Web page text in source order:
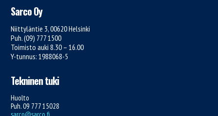
Sarco Oy
Niittyläntie 3, 00620 Helsinki
Puh. (09) 777 1500
Toimisto auki 8.30 – 16.00
Y-tunnus: 1988068-5
Tekninen tuki
Huolto
Puh. 09 777 15028